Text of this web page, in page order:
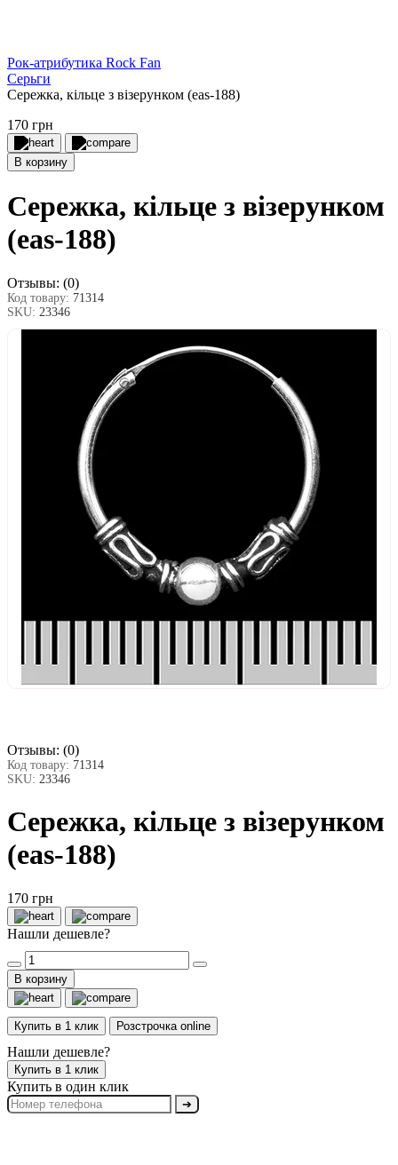
Рок-атрибутика Rock Fan
Серьги
Сережка, кільце з візерунком (eas-188)
170 грн
В корзину
Сережка, кільце з візерунком
(eas-188)
Отзывы: (0)
Код товару: 71314
SKU: 23346
Отзывы: (0)
Код товару: 71314
SKU: 23346
Сережка, кільце з візерунком
(eas-188)
170 грн
Нашли дешевле?
В корзину
Купить в 1 клик Розстрочка online
Нашли дешевле?
Купить в 1 клик
Купить в один клик
➔